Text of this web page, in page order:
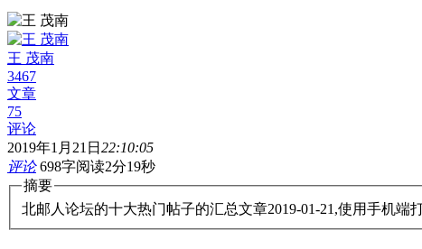
王 茂南
3467
文章
75
评论
2019年1月21日 22:10:05
评论 698字阅读2分19秒
摘要
北邮人论坛的十大热门帖子的汇总文章2019-01-21,使用手机端